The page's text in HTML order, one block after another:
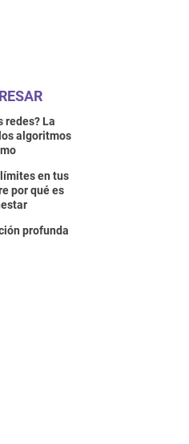
redes? La
algoritmos
en tus
por qué es
profunda